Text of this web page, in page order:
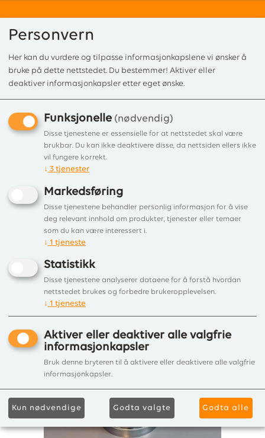
Forside/ Produkter/Rehabiliteringsdeler til skorsteiner
Sotlukerør m/avtagbar luke
Ø150mm Schiedel
Rustfritt og syrefast stål i 316L-kvalitet
fra Schiedel
Personvern
Her kan du vurdere og tilpasse informasjonkapslene vi ønsker å
bruke på dette nettstedet. Du bestemmer! Aktiver eller
deaktiver informasjonkapsler etter eget ønske.
Funksjonelle (nødvendig)
Disse tjenestene er essensielle for at nettstedet skal være
brukbar. Du kan ikke deaktivere disse, da nettsiden ellers ikke
vil fungere korrekt.
↓ 3 tjenester
Markedsføring
Disse tjenestene behandler personlig informasjon for å vise
deg relevant innhold om produkter, tjenester eller temaer
som du kan være interessert i.
↓ 1 tjeneste
Statistikk
Disse tjenestene analyserer dataene for å forstå hvordan
nettstedet brukes og forbedre brukeropplevelsen.
↓ 1 tjeneste
Aktiver eller deaktiver alle valgfrie
informasjonkapsler
Bruk denne bryteren til å aktivere eller deaktivere alle valgfrie
informasjonkapsler.
Kun nødvendige Godta valgte Godta alle